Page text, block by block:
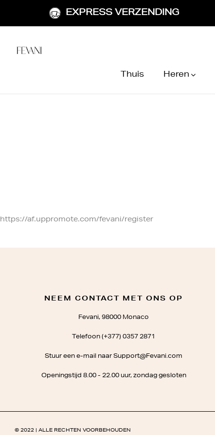
EXPRESS VERZENDING
Thuis Heren
https://af.uppromote.com/fevani/register
NEEM CONTACT MET ONS OP
Fevani, 98000 Monaco
Telefoon (+377) 0357 2871
Stuur een e-mail naar Support@Fevani.com
Openingstijd 8.00 - 22.00 uur, zondag gesloten
© 2022 | ALLE RECHTEN VOORBEHOUDEN